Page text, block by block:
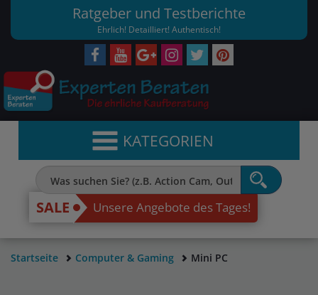
Ratgeber und Testberichte
Ehrlich! Detailliert! Authentisch!
KATEGORIEN
SALE Unsere Angebote des Tages!
Startseite Computer & Gaming Mini PC